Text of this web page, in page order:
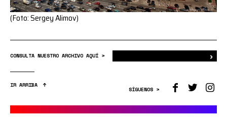
(Foto: Sergey Alimov)
CONSULTA NUESTRO ARCHIVO AQUÍ > ›
IR ARRIBA
SÍGUENOS >